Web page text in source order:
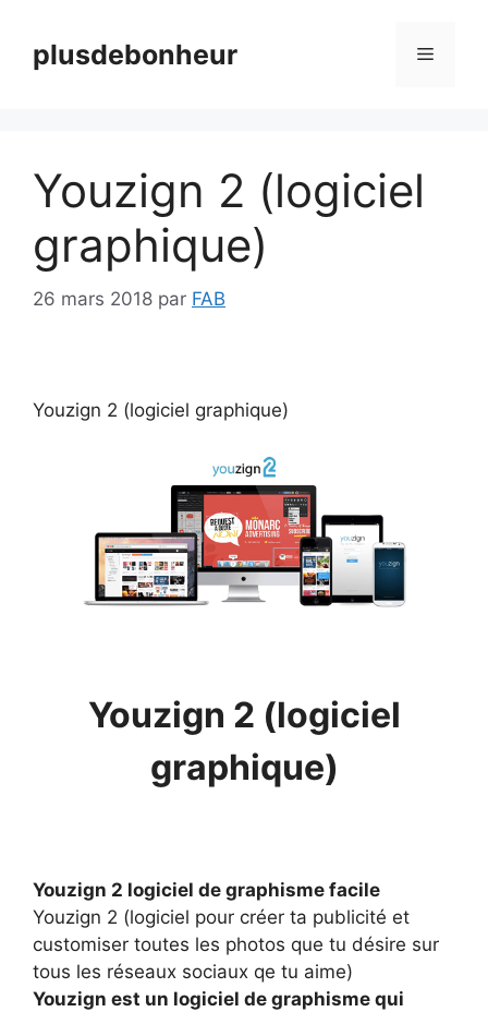
contenuplusdebonheur Menu
Youzign 2 (logiciel
graphique)
26 mars 2018 par FAB
Youzign 2 (logiciel graphique)
Youzign 2 (logiciel
graphique)
Youzign 2 logiciel de graphisme facile
Youzign 2 (logiciel pour créer ta publicité et
customiser toutes les photos que tu désire sur
tous les réseaux sociaux qe tu aime)
Youzign est un logiciel de graphisme qui